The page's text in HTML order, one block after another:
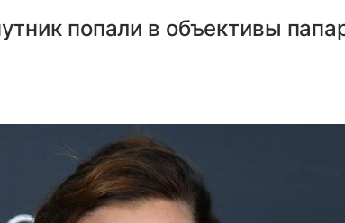
попали в объективы